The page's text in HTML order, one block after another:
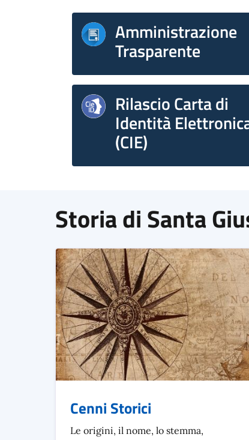
Amministrazione
Trasparente
Rilascio Carta di
Identità
(CIE)
Storia di Santa
Cenni Storici
Le origini, il nome, lo stemma,